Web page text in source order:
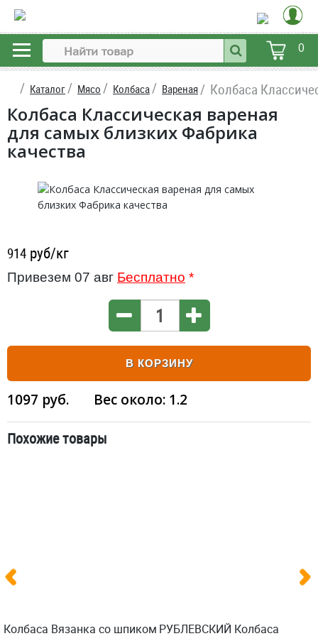
0
Каталог Мясо Колбаса Вареная Колбаса
Колбаса Классическая вареная
для самых близких Фабрика
качества
914 руб/кг
Привезем 07 авг Бесплатно *
В КОРЗИНУ
1097 руб. Вес около: 1.2
Похожие товары
Колбаса Вязанка со шпиком РУБЛЕВСКИЙ Колбаса